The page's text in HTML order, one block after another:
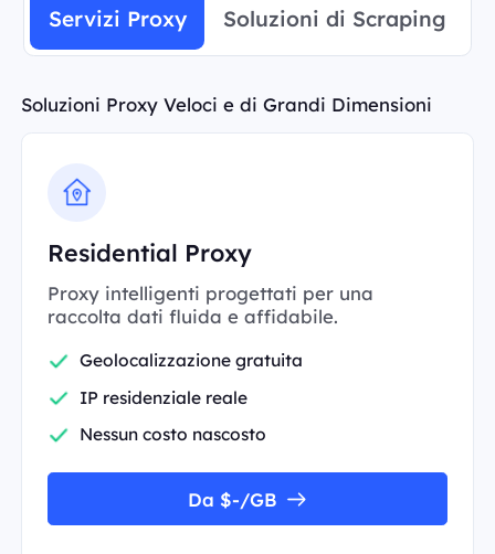
Servizi Proxy Soluzioni di Scraping
Soluzioni Proxy Veloci e di Grandi Dimensioni
Residential Proxy
Proxy intelligenti progettati per una
raccolta dati fluida e affidabile.
Geolocalizzazione gratuita
IP residenziale reale
Nessun costo nascosto
Da $-/GB